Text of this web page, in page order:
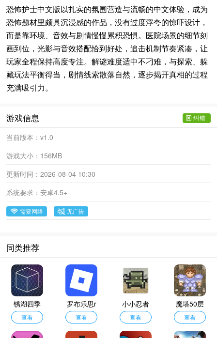
恐怖护士中文版以扎实的氛围营造与流畅的中文体验，成为
恐怖题材里颇具沉浸感的作品，没有过度浮夸的惊吓设计，
而是靠环境、音效与剧情慢慢累积恐惧。医院场景的细节刻
画到位，光影与音效搭配恰到好处，追击机制节奏紧凑，让
玩家全程保持高度专注。解谜难度适中不刁难，与探索、躲
藏玩法平衡得当，剧情线索散落自然，逐步揭开真相的过程
充满吸引力。
游戏信息
当前版本：v1.0
游戏大小： 156MB
更新时间：2026-08-04 10:30
系统要求：安卓4.5+
需要网络 无广告
纠错
同类推荐
锈湖四季
汉化版
查看
罗布乐思r
oblox
查看
小小忍者
单机版
查看
魔塔50层
手机版
查看